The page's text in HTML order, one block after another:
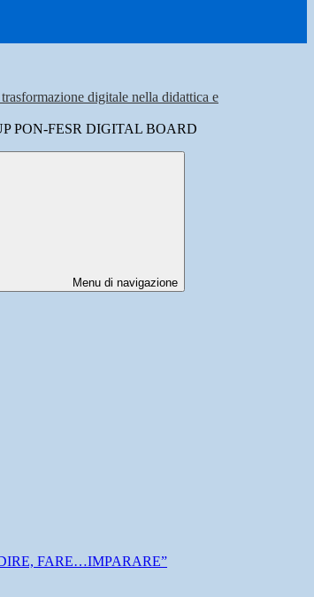
digitale nella didattica e
PON-FESR DIGITAL BOARD
Menu di navigazione
FARE…IMPARARE”